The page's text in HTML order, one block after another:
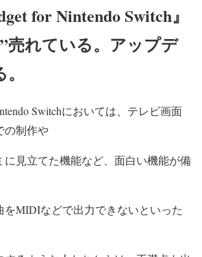
for Nintendo Switch』
売れている。アップデ
Switchにおいては、テレビ画面
の制作や
に見立てた機能など、面白い機能が備
をMIDIなどで出力できないといった